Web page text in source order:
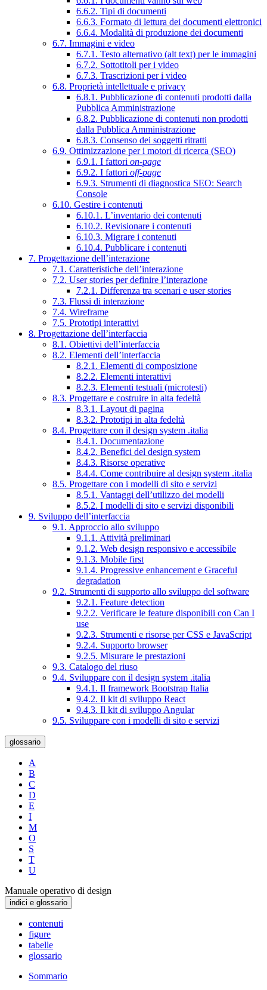
6.6.2. Tipi di documenti
6.6.3. Formato di lettura dei documenti elettronici
6.6.4. Modalità di produzione dei documenti
6.7. Immagini e video
6.7.1. Testo alternativo (alt text) per le immagini
6.7.2. Sottotitoli per i video
6.7.3. Trascrizioni per i video
6.8. Proprietà intellettuale e privacy
6.8.1. Pubblicazione di contenuti prodotti dalla
Pubblica Amministrazione
6.8.2. Pubblicazione di contenuti non prodotti
dalla Pubblica Amministrazione
6.8.3. Consenso dei soggetti ritratti
6.9. Ottimizzazione per i motori di ricerca (SEO)
6.9.1. I fattori on-page
6.9.2. I fattori off-page
6.9.3. Strumenti di diagnostica SEO: Search
Console
6.10. Gestire i contenuti
6.10.1. L’inventario dei contenuti
6.10.2. Revisionare i contenuti
6.10.3. Migrare i contenuti
6.10.4. Pubblicare i contenuti
7. Progettazione dell’interazione
7.1. Caratteristiche dell’interazione
7.2. User stories per definire l’interazione
7.2.1. Differenza tra scenari e user stories
7.3. Flussi di interazione
7.4. Wireframe
7.5. Prototipi interattivi
8. Progettazione dell’interfaccia
8.1. Obiettivi dell’interfaccia
8.2. Elementi dell’interfaccia
8.2.1. Elementi di composizione
8.2.2. Elementi interattivi
8.2.3. Elementi testuali (microtesti)
8.3. Progettare e costruire in alta fedeltà
8.3.1. Layout di pagina
8.3.2. Prototipi in alta fedeltà
8.4. Progettare con il design system .italia
8.4.1. Documentazione
8.4.2. Benefici del design system
8.4.3. Risorse operative
8.4.4. Come contribuire al design system .italia
8.5. Progettare con i modelli di sito e servizi
8.5.1. Vantaggi dell’utilizzo dei modelli
8.5.2. I modelli di sito e servizi disponibili
9. Sviluppo dell’interfaccia
9.1. Approccio allo sviluppo
9.1.1. Attività preliminari
9.1.2. Web design responsivo e accessibile
9.1.3. Mobile first
9.1.4. Progressive enhancement e Graceful
degradation
9.2. Strumenti di supporto allo sviluppo del software
9.2.1. Feature detection
9.2.2. Verificare le feature disponibili con Can I
use
9.2.3. Strumenti e risorse per CSS e JavaScript
9.2.4. Supporto browser
9.2.5. Misurare le prestazioni
9.3. Catalogo del riuso
9.4. Sviluppare con il design system .italia
9.4.1. Il framework Bootstrap Italia
9.4.2. Il kit di sviluppo React
9.4.3. Il kit di sviluppo Angular
9.5. Sviluppare con i modelli di sito e servizi
glossario
A
B
C
D
E
I
M
O
S
T
U
Manuale operativo di design
indici e glossario
contenuti
figure
tabelle
glossario
Sommario